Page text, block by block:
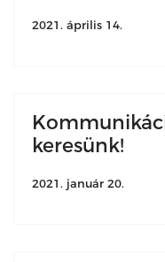
2021. április 14.
keresünk!
2021. január 20.